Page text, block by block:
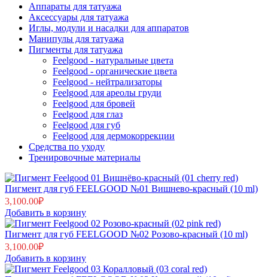
Аппараты для татуажа
Аксессуары для татуажа
Иглы, модули и насадки для аппаратов
Манипулы для татуажа
Пигменты для татуажа
Feelgood - натуральные цвета
Feelgood - органические цвета
Feelgood - нейтрализаторы
Feelgood для ареолы груди
Feelgood для бровей
Feelgood для глаз
Feelgood для губ
Feelgood для дермокоррекции
Средства по уходу
Тренировочные материалы
Пигмент для губ FEELGOOD №01 Вишнево-красный (10 ml)
3,100.00₽
Добавить в корзину
Пигмент для губ FEELGOOD №02 Розово-красный (10 ml)
3,100.00₽
Добавить в корзину